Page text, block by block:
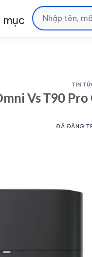
Tìm
kiếm:
TIN
Vs T90
ĐÃ ĐĂNG